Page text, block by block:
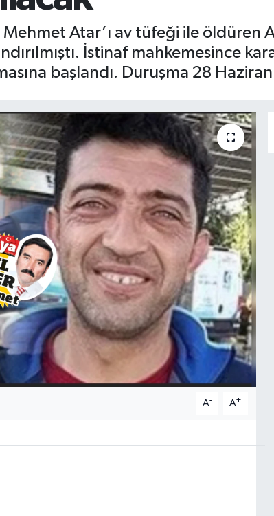
Atar’ı av tüfeği ile öldüren
İstinaf mahkemesince
başlandı. Duruşma 28
A- A+